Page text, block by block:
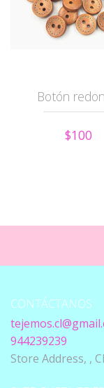
Botón
$100
CONTÁCTANOS
944239239
Store Address, ,